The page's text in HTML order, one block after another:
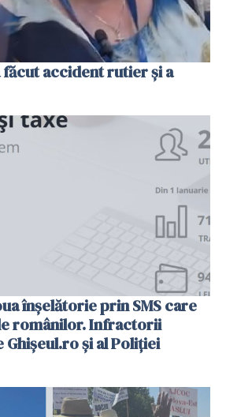
făcut accident rutier și a
înșelătorie prin SMS care
românilor. Infractorii
Ghișeul.ro și al Poliției